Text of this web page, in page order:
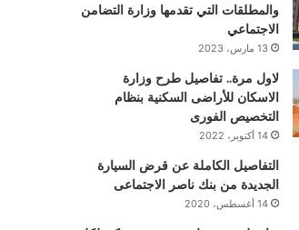
والمطلقات التي تقدمها وزارة التضامن
الاجتماعي
13 مارس، 2023
لاول مرة.. تفاصيل طرح وزارة
الاسكان للأراضى السكنية بنظام
التخصيص الفورى
14 أكتوبر، 2022
التفاصيل الكاملة عن قرض السيارة
الجديدة من بنك ناصر الاجتماعى
14 أغسطس، 2020